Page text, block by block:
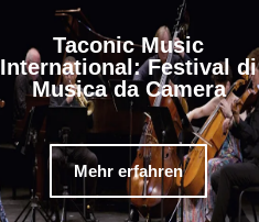
Taconic Music
International: Festival di
Musica da Camera
Mehr erfahren